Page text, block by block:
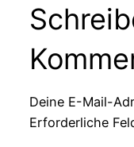
Deine E-Mail-
Erforderliche